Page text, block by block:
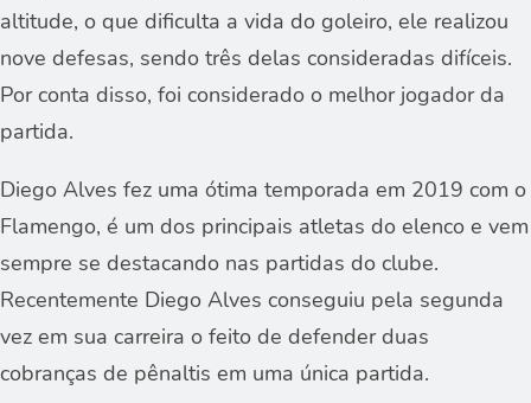
altitude, o que dificulta a vida do goleiro, ele realizou
nove defesas, sendo três delas consideradas difíceis.
Por conta disso, foi considerado o melhor jogador da
partida.
Diego Alves fez uma ótima temporada em 2019 com o
Flamengo, é um dos principais atletas do elenco e vem
sempre se destacando nas partidas do clube.
Recentemente Diego Alves conseguiu pela segunda
vez em sua carreira o feito de defender duas
cobranças de pênaltis em uma única partida.